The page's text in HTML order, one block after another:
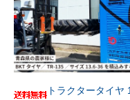
トラクタータイヤ